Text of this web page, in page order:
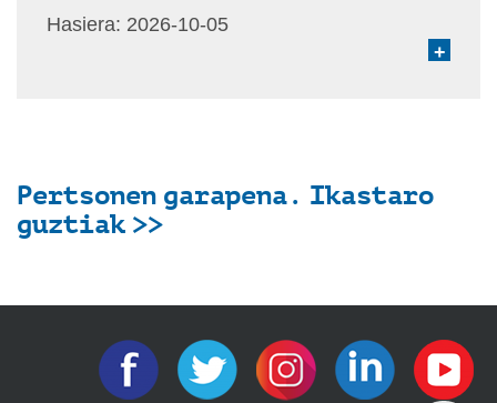
Hasiera: 2026-10-05
+
Pertsonen garapena. Ikastaro
guztiak >>